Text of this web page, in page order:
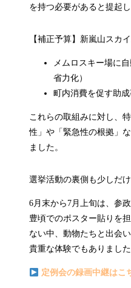
を持つ必要があると提起し
【補正予算】新嵐山スカ
メムロスキー場に
省力化）
町内消費を促す助成
これらの取組みに対し、
性」や「緊急性の根拠」
ました。
選挙活動の裏側も少しだけ
6月末から7月上旬は、参
豊頃でのポスター貼りを
ない中、動物たちと出会
貴重な体験でもありました
定例会の録画中継はこ